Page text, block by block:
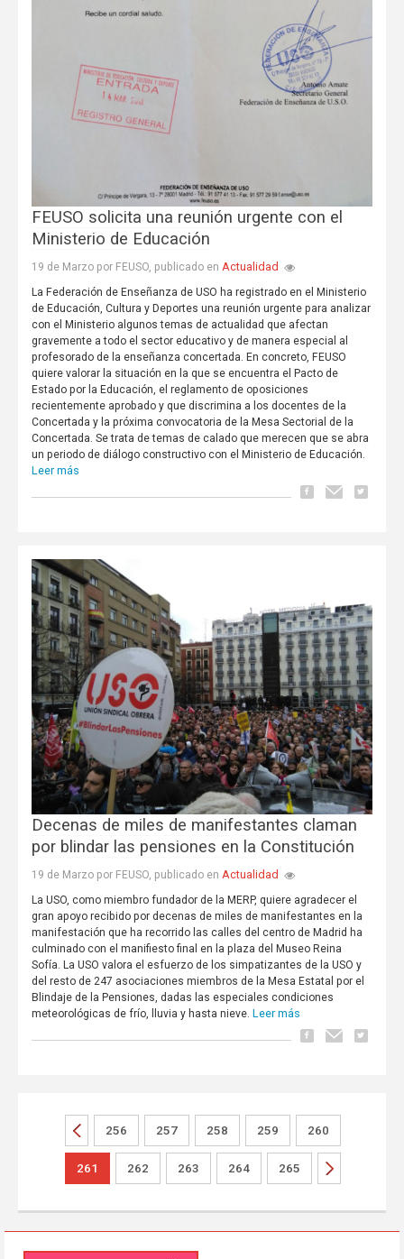
FEUSO solicita una reunión urgente con el
Ministerio de Educación
19 de Marzo por FEUSO, publicado en Actualidad
La Federación de Enseñanza de USO ha registrado en el Ministerio
de Educación, Cultura y Deportes una reunión urgente para analizar
con el Ministerio algunos temas de actualidad que afectan
gravemente a todo el sector educativo y de manera especial al
profesorado de la enseñanza concertada. En concreto, FEUSO
quiere valorar la situación en la que se encuentra el Pacto de
Estado por la Educación, el reglamento de oposiciones
recientemente aprobado y que discrimina a los docentes de la
Concertada y la próxima convocatoria de la Mesa Sectorial de la
Concertada. Se trata de temas de calado que merecen que se abra
un periodo de diálogo constructivo con el Ministerio de Educación.
Leer más
Decenas de miles de manifestantes claman
por blindar las pensiones en la Constitución
19 de Marzo por FEUSO, publicado en Actualidad
La USO, como miembro fundador de la MERP, quiere agradecer el
gran apoyo recibido por decenas de miles de manifestantes en la
manifestación que ha recorrido las calles del centro de Madrid ha
culminado con el manifiesto final en la plaza del Museo Reina
Sofía. La USO valora el esfuerzo de los simpatizantes de la USO y
del resto de 247 asociaciones miembros de la Mesa Estatal por el
Blindaje de la Pensiones, dadas las especiales condiciones
meteorológicas de frío, lluvia y hasta nieve. Leer más
256 257 258 259 260
261 262 263 264 265